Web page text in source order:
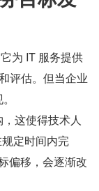
为 IT 服务提供
评估。但当企业
这使得技术人
定时间内完
偏移，会逐渐改